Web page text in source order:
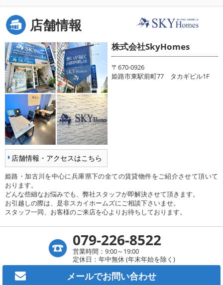
店舗情報
店舗情報・アクセスはこちら
株式会社SkyHomes
〒670-0926
姫路市東駅前町77 タカギビル1F
姫路・加古川を中心に兵庫県下の全ての賃貸物件をご紹介させて頂いて
おります。
どんな些細なお悩みでも、弊社スタッフが即解決させて頂きます。
お引越しの際は、是非スカイホームズにご相談下さいませ。
スタッフ一同、お客様のご来店を心よりお待ちしております。
079-226-8522
営業時間：9:00～19:00
定休日：年中無休 (年末年始を除く)
メールでお問い合わせ